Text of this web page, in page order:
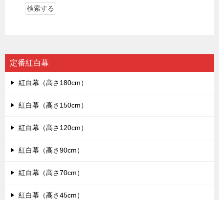
定番紅白幕
紅白幕（高さ180cm）
紅白幕（高さ150cm）
紅白幕（高さ120cm）
紅白幕（高さ90cm）
紅白幕（高さ70cm）
紅白幕（高さ45cm）